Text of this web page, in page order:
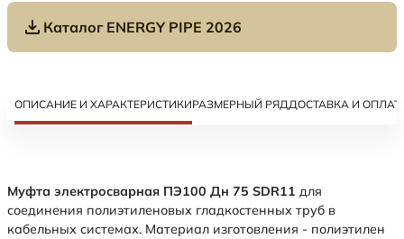
Каталог ENERGY PIPE 2026
ОПИСАНИЕ И ХАРАКТЕРИСТИКИРАЗМЕРНЫЙ РЯДДОСТАВКА И
Муфта электросварная ПЭ100 Дн 75 SDR11 для
соединения полиэтиленовых гладкостенных труб в
кабельных системах. Материал изготовления - полиэтилен